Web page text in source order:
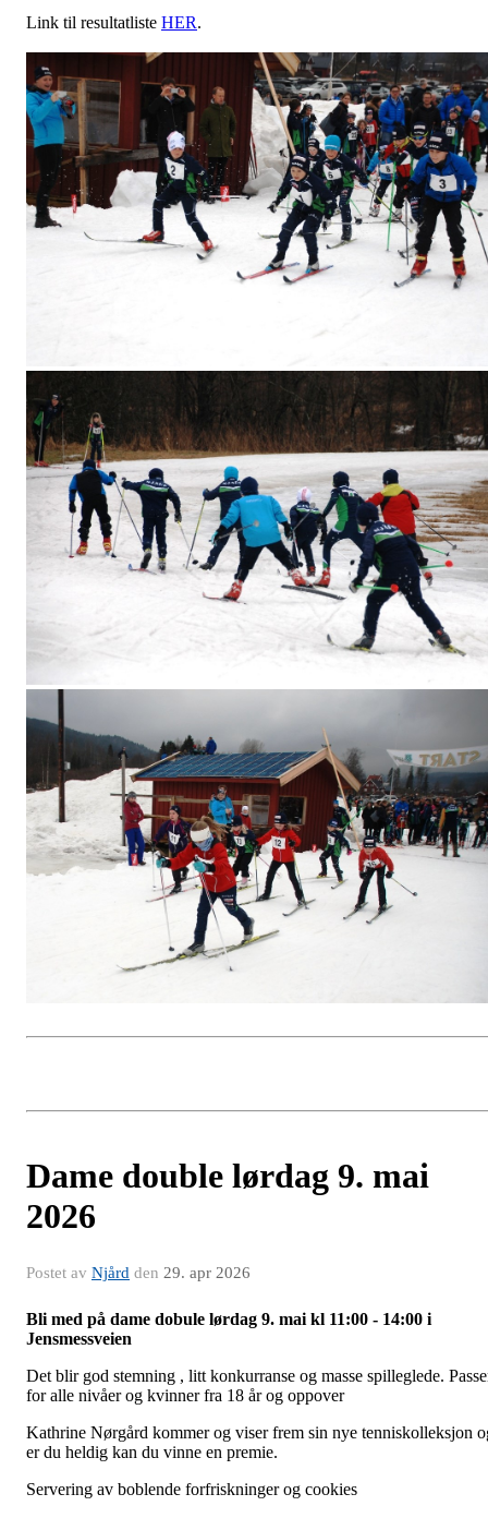
Link til resultatliste HER.
Dame double lørdag 9. mai
2026
Postet av Njård den 29. apr 2026
Bli med på dame dobule lørdag 9. mai kl 11:00 - 14:00 i
Jensmessveien
Det blir god stemning , litt konkurranse og masse spilleglede.
for alle nivåer og kvinner fra 18 år og oppover
Kathrine Nørgård kommer og viser frem sin nye tenniskolleksjon
er du heldig kan du vinne en premie.
Servering av boblende forfriskninger og cookies